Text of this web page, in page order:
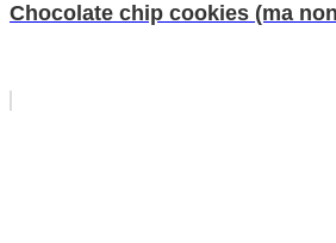
Chocolate chip cookies (ma